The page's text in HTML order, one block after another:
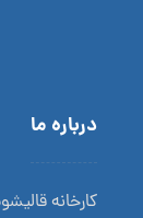
درباره ما
کارخانه